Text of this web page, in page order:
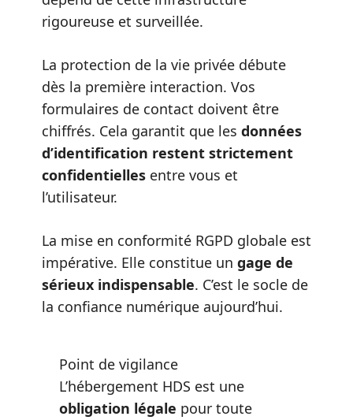
rigoureuse et surveillée.
La protection de la vie privée débute
dès la première interaction. Vos
formulaires de contact doivent être
chiffrés. Cela garantit que les données
d’identification restent strictement
confidentiellesentre vous et
l’utilisateur.
La mise en conformité RGPD globale est
impérative. Elle constitue un gage de
sérieux indispensable. C’est le socle de
la confiance numérique aujourd’hui.
Point de vigilance
L’hébergement HDS est une
obligation légale pour toute